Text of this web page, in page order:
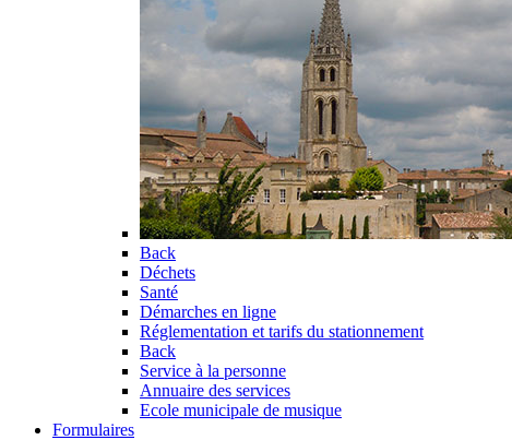
Back
Déchets
Santé
Démarches en ligne
Réglementation et tarifs du stationnement
Back
Service à la personne
Annuaire des services
Ecole municipale de musique
Formulaires